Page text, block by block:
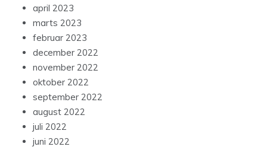
april 2023
marts 2023
februar 2023
december 2022
november 2022
oktober 2022
september 2022
august 2022
juli 2022
juni 2022